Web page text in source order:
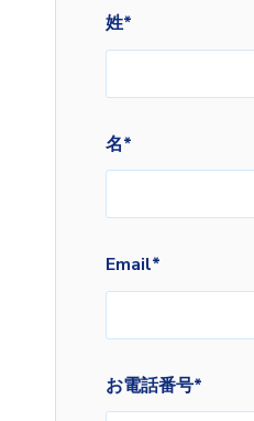
姓*
名*
Email*
お電話番号*